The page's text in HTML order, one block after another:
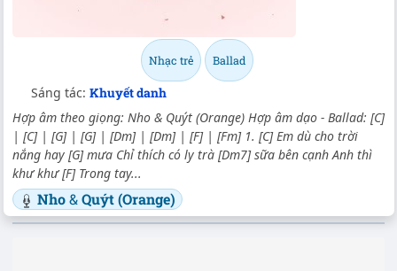
Nhạc trẻ Ballad
Sáng tác: Khuyết danh
Hợp âm theo giọng: Nho & Quýt (Orange) Hợp âm dạo - Ballad: [C]
| [C] | [G] | [G] | [Dm] | [Dm] | [F] | [Fm] 1. [C] Em dù cho trời
nắng hay [G] mưa Chỉ thích có ly trà [Dm7] sữa bên cạnh Anh thì
khư khư [F] Trong tay...
Nho&Quýt (Orange)